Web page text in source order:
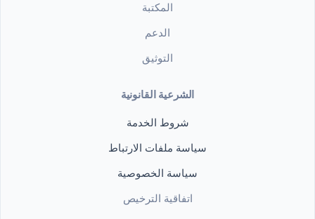
المكتبة
الدعم
التوثيق
الشرعية القانونية
شروط الخدمة
سياسة ملفات الارتباط
سياسة الخصوصية
اتفاقية الترخيص